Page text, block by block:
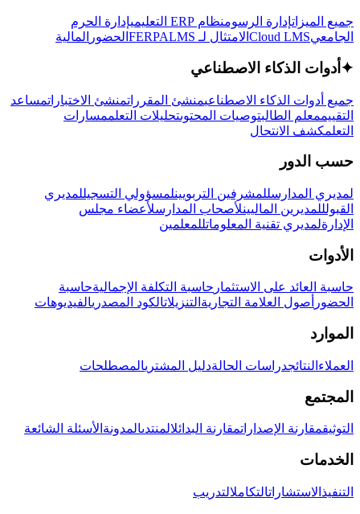
جميع الميزاتإدارة الرسومنظام ERP التعليمي
إدارة الحرم
الجامعيCloud LMS الامتثال لـ FERPA LMS الحضور المالية
✦ أدوات الذكاء الاصطناعي
جميع أدوات الذكاء الاصطناعيمنشئ المقرراتمنشئ الاختباراتمساعد
التقييممعلم الطالبتوصيات المحتوىتحليلات التعلممسارات
التعلمكشف الانتحال
حسب الدور
لمديري المدارسللمشرفين التربويينلمسؤولي التسجيللمديري
القبولللمديرين الماليينلأصحاب المدارسلأعضاء مجلس
الإدارةلمديري تقنية المعلوماتللمعلمين
الأدوات
حاسبة العائد على الاستثمار حاسبة التكلفة الإجماليةحاسبة
الحضور أصول العلامة التجارية التنزيلاتالكود المصدريالفيديوهات
الموارد
العملاء النتائجدراسات الحالةدليل المشتريالمصطلحات
المجتمع
التوثيقمقارنة الإصداراتمقارنة البدائلالمنتدىالمدونة الأسئلة الشائعة
الخدمات
التنفيذ الاستشاراتالتكاملالتدريب